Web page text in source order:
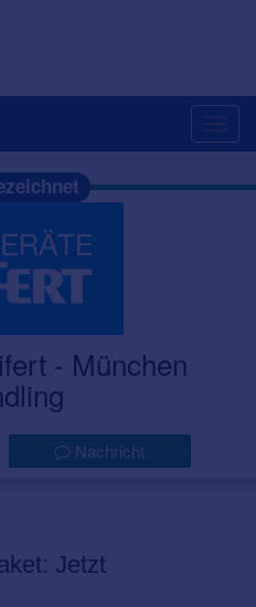
- München
Nachricht
Jetzt